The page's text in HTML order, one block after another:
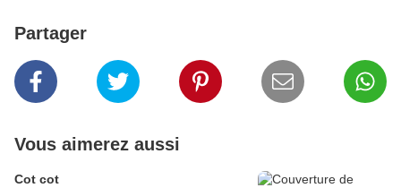
Partager
Vous aimerez aussi
Cot cot